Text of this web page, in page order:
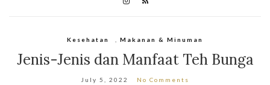
Kesehatan Makanan & Minuman
Jenis-Jenis dan Manfaat Teh Bunga
July 5, 2022 No Comments